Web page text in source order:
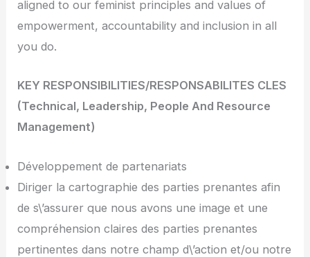
aligned to our feminist principles and values of
empowerment, accountability and inclusion in all
you do.
KEY RESPONSIBILITIES/RESPONSABILITES CLES
(Technical, Leadership, People And Resource
Management)
Développement de partenariats
Diriger la cartographie des parties prenantes afin
de s\’assurer que nous avons une image et une
compréhension claires des parties prenantes
pertinentes dans notre champ d\’action et/ou notre